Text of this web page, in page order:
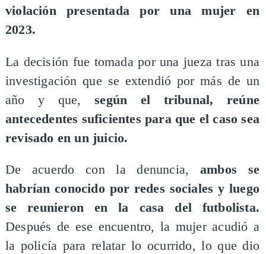
violación presentada por una mujer en
2023.
La decisión fue tomada por una jueza tras una
investigación que se extendió por más de un
año y que,según el tribunal, reúne
antecedentes suficientes para que el caso sea
revisado en un juicio.
De acuerdo con la denuncia, ambos se
habrían conocido por redes sociales y luego
se reunieron en la casa del futbolista.
Después de ese encuentro, la mujer acudió a
la policía para relatar lo ocurrido, lo que dio